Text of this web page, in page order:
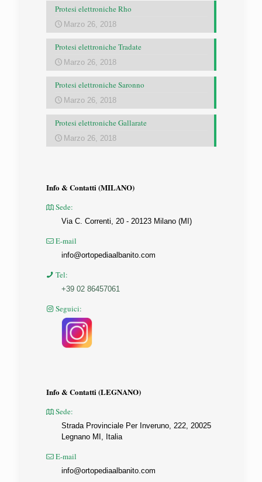
Protesi elettroniche Rho
Marzo 26, 2018
Protesi elettroniche Tradate
Marzo 26, 2018
Protesi elettroniche Saronno
Marzo 26, 2018
Protesi elettroniche Gallarate
Marzo 26, 2018
Info & Contatti (MILANO)
Sede:
Via C. Correnti, 20 - 20123 Milano (MI)
E-mail
info@ortopediaalbanito.com
Tel:
+39 02 86457061
Seguici:
Info & Contatti (LEGNANO)
Sede:
Strada Provinciale Per Inveruno, 222, 20025
Legnano MI, Italia
E-mail
info@ortopediaalbanito.com